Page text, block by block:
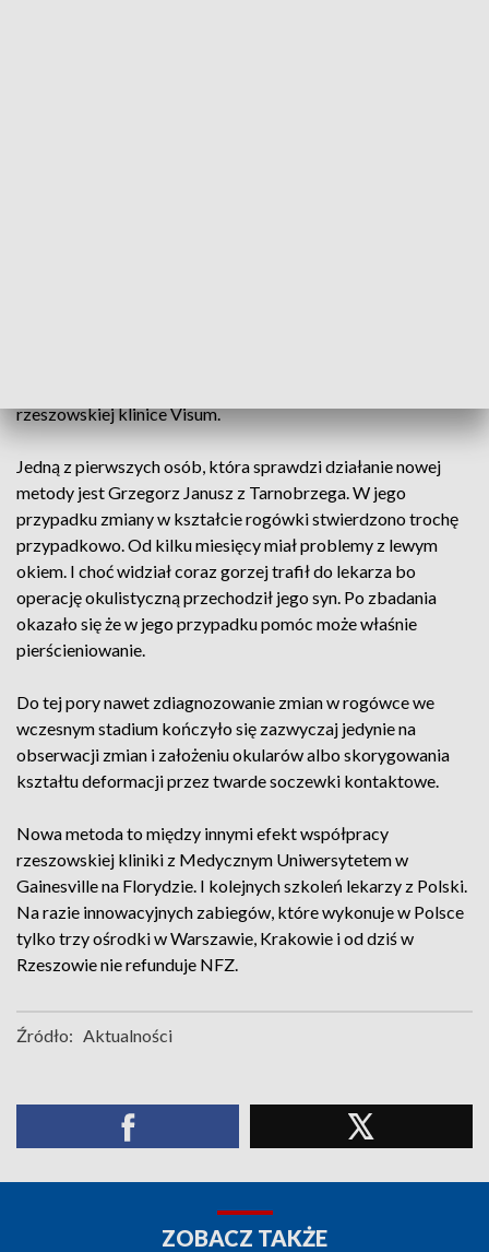
rzeszowskiej klinice Visum.
Jedną z pierwszych osób, która sprawdzi działanie nowej
metody jest Grzegorz Janusz z Tarnobrzega. W jego
przypadku zmiany w kształcie rogówki stwierdzono trochę
przypadkowo. Od kilku miesięcy miał problemy z lewym
okiem. I choć widział coraz gorzej trafił do lekarza bo
operację okulistyczną przechodził jego syn. Po zbadania
okazało się że w jego przypadku pomóc może właśnie
pierścieniowanie.
Do tej pory nawet zdiagnozowanie zmian w rogówce we
wczesnym stadium kończyło się zazwyczaj jedynie na
obserwacji zmian i założeniu okularów albo skorygowania
kształtu deformacji przez twarde soczewki kontaktowe.
Nowa metoda to między innymi efekt współpracy
rzeszowskiej kliniki z Medycznym Uniwersytetem w
Gainesville na Florydzie. I kolejnych szkoleń lekarzy z Polski.
Na razie innowacyjnych zabiegów, które wykonuje w Polsce
tylko trzy ośrodki w Warszawie, Krakowie i od dziś w
Rzeszowie nie refunduje NFZ.
Źródło: Aktualności
ZOBACZ TAKŻE